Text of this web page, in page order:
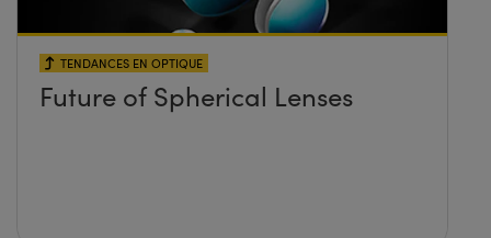
TENDANCES EN OPTIQUE
Future of Spherical Lenses